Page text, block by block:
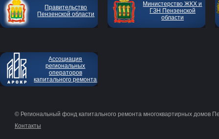
Правительство
Пензенской области
Министерство ЖКХ и
ГЗН Пензенской
области
Ассоциация
региональных
операторов
капитального ремонта
© Региональный фонд капитального ремонта многоквартирных домов
Контакты